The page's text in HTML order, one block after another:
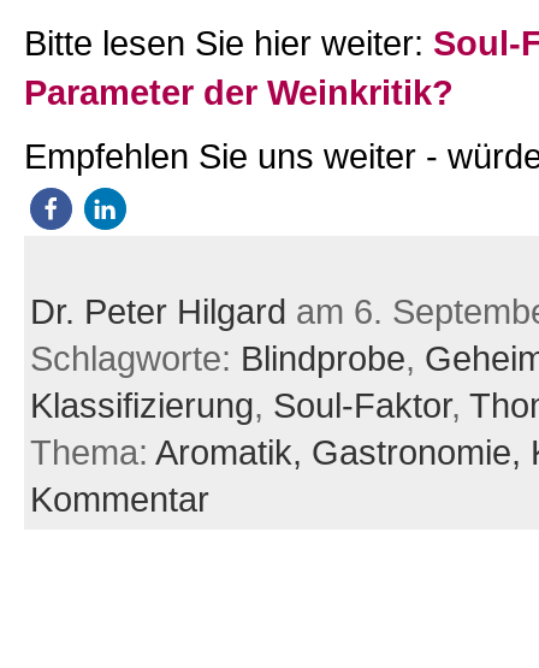
Bitte lesen Sie hier weiter: Soul-
Parameter der Weinkritik?
Empfehlen Sie uns weiter -
Dr. Peter Hilgard am 6.
Schlagworte: Blindprobe,
Klassifizierung, Soul-Faktor,
Thema: Aromatik, Gastronomie,
Kommentar